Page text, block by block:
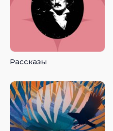
Рассказы